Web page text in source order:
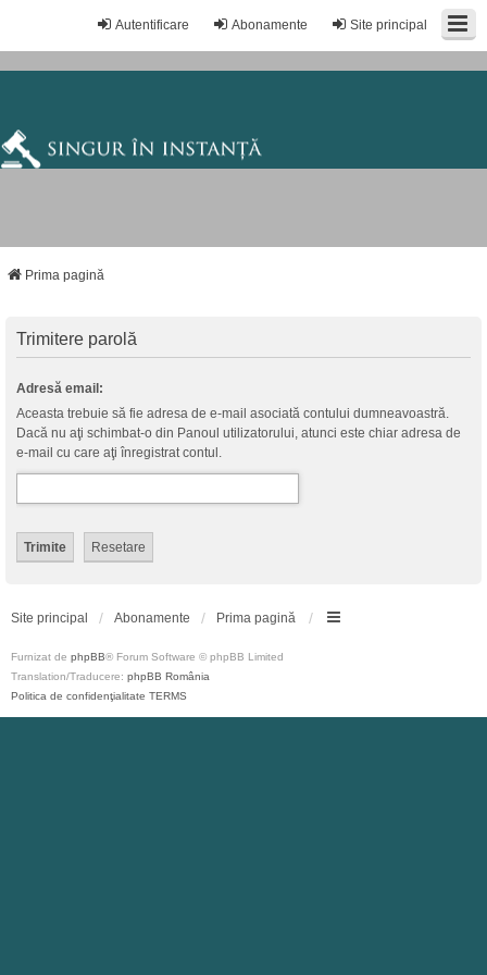
Site principal
Abonamente
Autentificare
Prima pagină
Trimitere parolă
Adresă email:
Aceasta trebuie să fie adresa de e-mail asociată contului dumneavoastră.
Dacă nu aţi schimbat-o din Panoul utilizatorului, atunci este chiar adresa de
e-mail cu care aţi înregistrat contul.
Site principal Abonamente Prima pagină
Furnizat de phpBB® Forum Software © phpBB Limited
Translation/Traducere: phpBB România
Politica de confidenţialitate TERMS